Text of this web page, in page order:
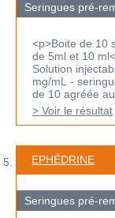
Seringues pré-
<p>Boite de 10
de 5ml et 10
Solution
mg/mL -
de 10 agréée
> Voir le résultat
EPHÉDRINE
Seringues pré-